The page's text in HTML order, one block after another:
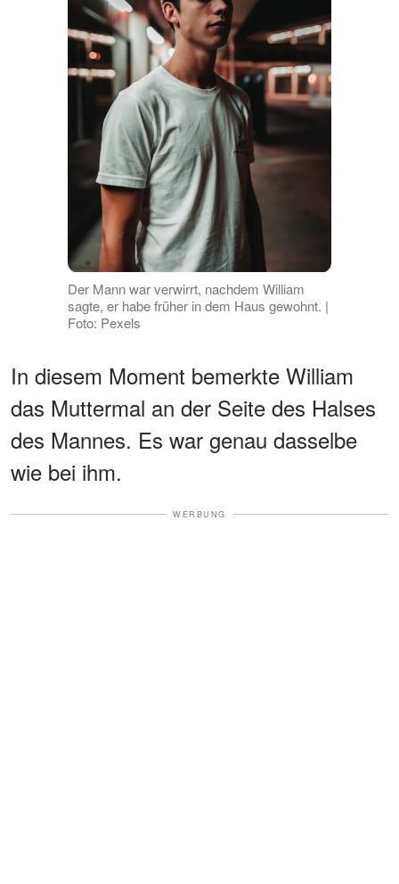
Der Mann war verwirrt, nachdem William
sagte, er habe früher in dem Haus gewohnt. |
Foto: Pexels
In diesem Moment bemerkte William
das Muttermal an der Seite des Halses
des Mannes. Es war genau dasselbe
wie bei ihm.
WERBUNG